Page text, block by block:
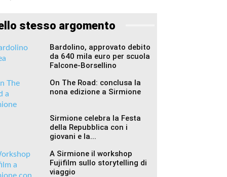
stesso argomento
Bardolino, approvato debito
da 640 mila euro per scuola
Falcone-Borsellino
On The Road: conclusa la
nona edizione a Sirmione
Sirmione celebra la Festa
della Repubblica con i
giovani e la...
A Sirmione il workshop
Fujifilm sullo storytelling di
viaggio